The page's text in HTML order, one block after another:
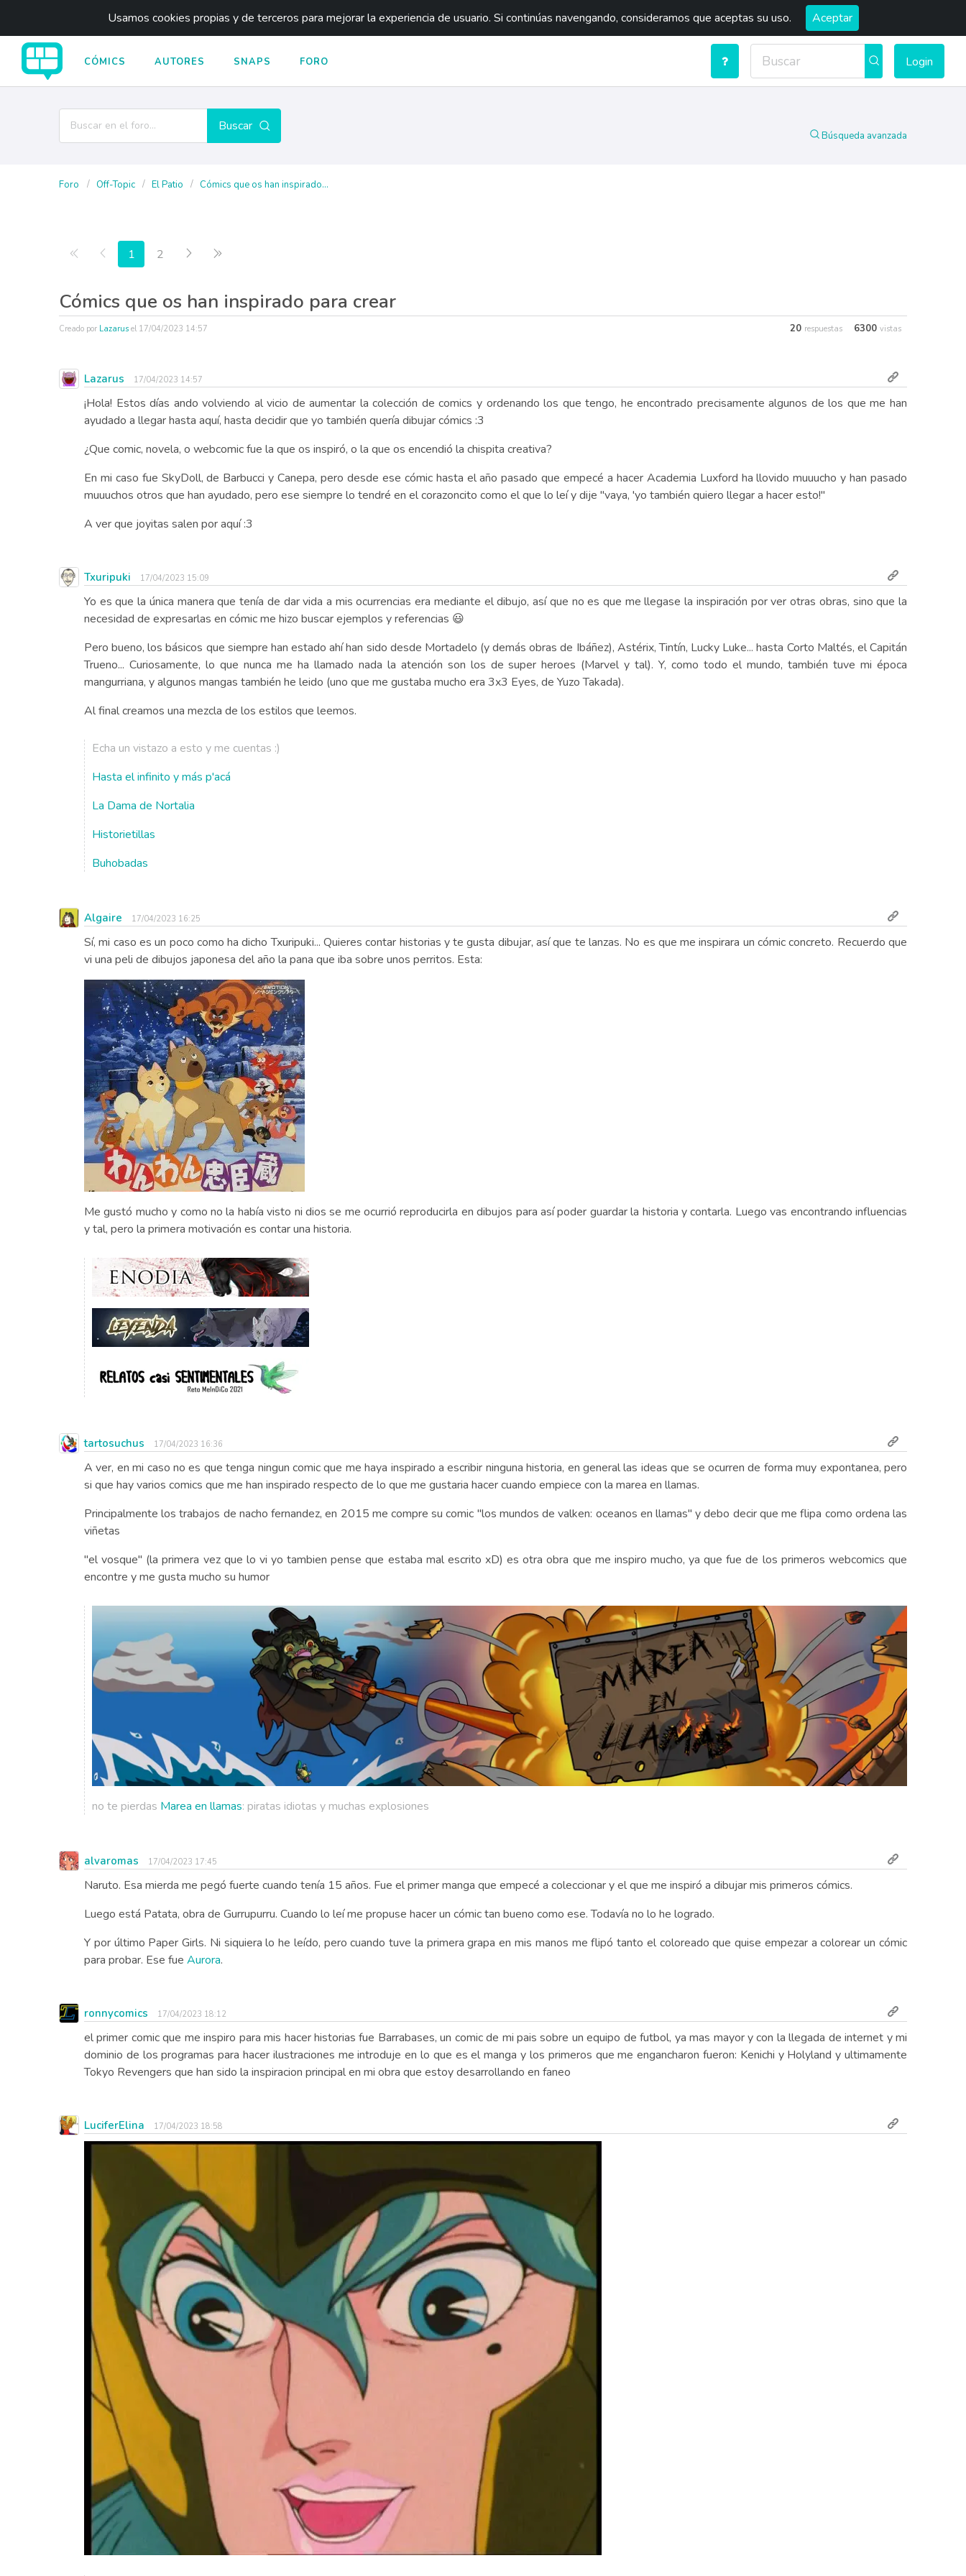
Usamos cookies propias y de terceros para mejorar la experiencia de usuario. Si continúas navengando, consideramos que aceptas su uso. Aceptar
CÓMICS AUTORES SNAPS FORO Login
Buscar
Búsqueda avanzada
Foro Off-Topic El Patio Cómics que os han inspirado...
Primera página
Anterior
1 2 Siguiente
Cómics que os han inspirado para crear
Creado por Lazarus el 17/04/2023 14:57 20 respuestas 6300 vistas
Lazarus 17/04/2023 14:57
¡Hola! Estos días ando volviendo al vicio de aumentar la colección de comics y ordenando los que tengo, he encontrado precisamente algunos de los que me han
ayudado a llegar hasta aquí, hasta decidir que yo también quería dibujar cómics :3
¿Que comic, novela, o webcomic fue la que os inspiró, o la que os encendió la chispita creativa?
En mi caso fue SkyDoll, de Barbucci y Canepa, pero desde ese cómic hasta el año pasado que empecé a hacer Academia Luxford ha llovido muuucho y han pasado
muuuchos otros que han ayudado, pero ese siempre lo tendré en el corazoncito como el que lo leí y dije "vaya, 'yo también quiero llegar a hacer esto!"
A ver que joyitas salen por aquí :3
Txuripuki 17/04/2023 15:09
Yo es que la única manera que tenía de dar vida a mis ocurrencias era mediante el dibujo, así que no es que me llegase la inspiración por ver otras obras, sino que la
necesidad de expresarlas en cómic me hizo buscar ejemplos y referencias 😃
Pero bueno, los básicos que siempre han estado ahí han sido desde Mortadelo (y demás obras de Ibáñez), Astérix, Tintín, Lucky Luke... hasta Corto Maltés, el Capitán
Trueno... Curiosamente, lo que nunca me ha llamado nada la atención son los de super heroes (Marvel y tal). Y, como todo el mundo, también tuve mi época
mangurriana, y algunos mangas también he leido (uno que me gustaba mucho era 3x3 Eyes, de Yuzo Takada).
Al final creamos una mezcla de los estilos que leemos.
Echa un vistazo a esto y me cuentas :)
Hasta el infinito y más p'acá
La Dama de Nortalia
Historietillas
Buhobadas
Algaire 17/04/2023 16:25
Sí, mi caso es un poco como ha dicho Txuripuki... Quieres contar historias y te gusta dibujar, así que te lanzas. No es que me inspirara un cómic concreto. Recuerdo que
vi una peli de dibujos japonesa del año la pana que iba sobre unos perritos. Esta:
Me gustó mucho y como no la había visto ni dios se me ocurrió reproducirla en dibujos para así poder guardar la historia y contarla. Luego vas encontrando influencias
y tal, pero la primera motivación es contar una historia.
tartosuchus 17/04/2023 16:36
A ver, en mi caso no es que tenga ningun comic que me haya inspirado a escribir ninguna historia, en general las ideas que se ocurren de forma muy expontanea, pero
si que hay varios comics que me han inspirado respecto de lo que me gustaria hacer cuando empiece con la marea en llamas.
Principalmente los trabajos de nacho fernandez, en 2015 me compre su comic "los mundos de valken: oceanos en llamas" y debo decir que me flipa como ordena las
viñetas
"el vosque" (la primera vez que lo vi yo tambien pense que estaba mal escrito xD) es otra obra que me inspiro mucho, ya que fue de los primeros webcomics que
encontre y me gusta mucho su humor
no te pierdas Marea en llamas: piratas idiotas y muchas explosiones
alvaromas 17/04/2023 17:45
Naruto. Esa mierda me pegó fuerte cuando tenía 15 años. Fue el primer manga que empecé a coleccionar y el que me inspiró a dibujar mis primeros cómics.
Luego está Patata, obra de Gurrupurru. Cuando lo leí me propuse hacer un cómic tan bueno como ese. Todavía no lo he logrado.
Y por último Paper Girls. Ni siquiera lo he leído, pero cuando tuve la primera grapa en mis manos me flipó tanto el coloreado que quise empezar a colorear un cómic
para probar. Ese fue Aurora.
ronnycomics 17/04/2023 18:12
el primer comic que me inspiro para mis hacer historias fue Barrabases, un comic de mi pais sobre un equipo de futbol, ya mas mayor y con la llegada de internet y mi
dominio de los programas para hacer ilustraciones me introduje en lo que es el manga y los primeros que me engancharon fueron: Kenichi y Holyland y ultimamente
Tokyo Revengers que han sido la inspiracion principal en mi obra que estoy desarrollando en faneo
LuciferElina 17/04/2023 18:58